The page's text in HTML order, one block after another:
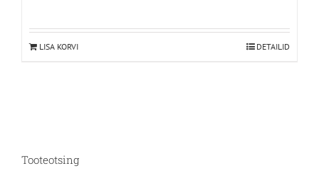
LISA KORVI DETAILID
Tooteotsing